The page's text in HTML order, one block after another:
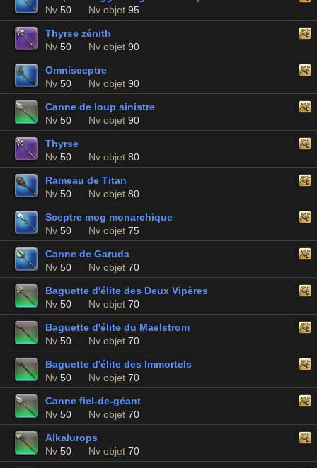
Nv 50 Nv objet 95
Thyrse zénith
Nv 50 Nv objet 90
Omnisceptre
Nv 50 Nv objet 90
Canne de loup sinistre
Nv 50 Nv objet 90
Thyrse
Nv 50 Nv objet 80
Rameau de Titan
Nv 50 Nv objet 80
Sceptre mog monarchique
Nv 50 Nv objet 75
Canne de Garuda
Nv 50 Nv objet 70
Baguette d'élite des Deux Vipères
Nv 50 Nv objet 70
Baguette d'élite du Maelstrom
Nv 50 Nv objet 70
Baguette d'élite des Immortels
Nv 50 Nv objet 70
Canne fiel-de-géant
Nv 50 Nv objet 70
Alkalurops
Nv 50 Nv objet 70